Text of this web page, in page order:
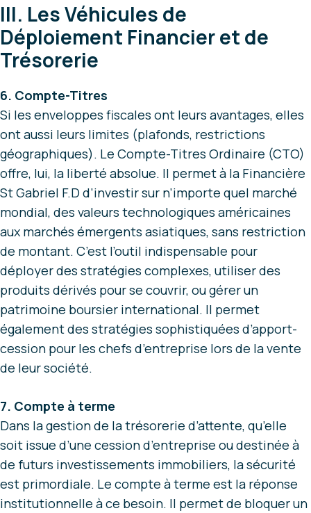
III. Les Véhicules de
Déploiement Financier et de
Trésorerie
6. Compte-Titres
Si les enveloppes fiscales ont leurs avantages, elles
ont aussi leurs limites (plafonds, restrictions
géographiques). Le Compte-Titres Ordinaire (CTO)
offre, lui, la liberté absolue. Il permet à la Financière
St Gabriel F.D d’investir sur n’importe quel marché
mondial, des valeurs technologiques américaines
aux marchés émergents asiatiques, sans restriction
de montant. C’est l’outil indispensable pour
déployer des stratégies complexes, utiliser des
produits dérivés pour se couvrir, ou gérer un
patrimoine boursier international. Il permet
également des stratégies sophistiquées d’apport-
cession pour les chefs d’entreprise lors de la vente
de leur société.
7. Compte à terme
Dans la gestion de la trésorerie d’attente, qu’elle
soit issue d’une cession d’entreprise ou destinée à
de futurs investissements immobiliers, la sécurité
est primordiale. Le compte à terme est la réponse
institutionnelle à ce besoin. Il permet de bloquer un